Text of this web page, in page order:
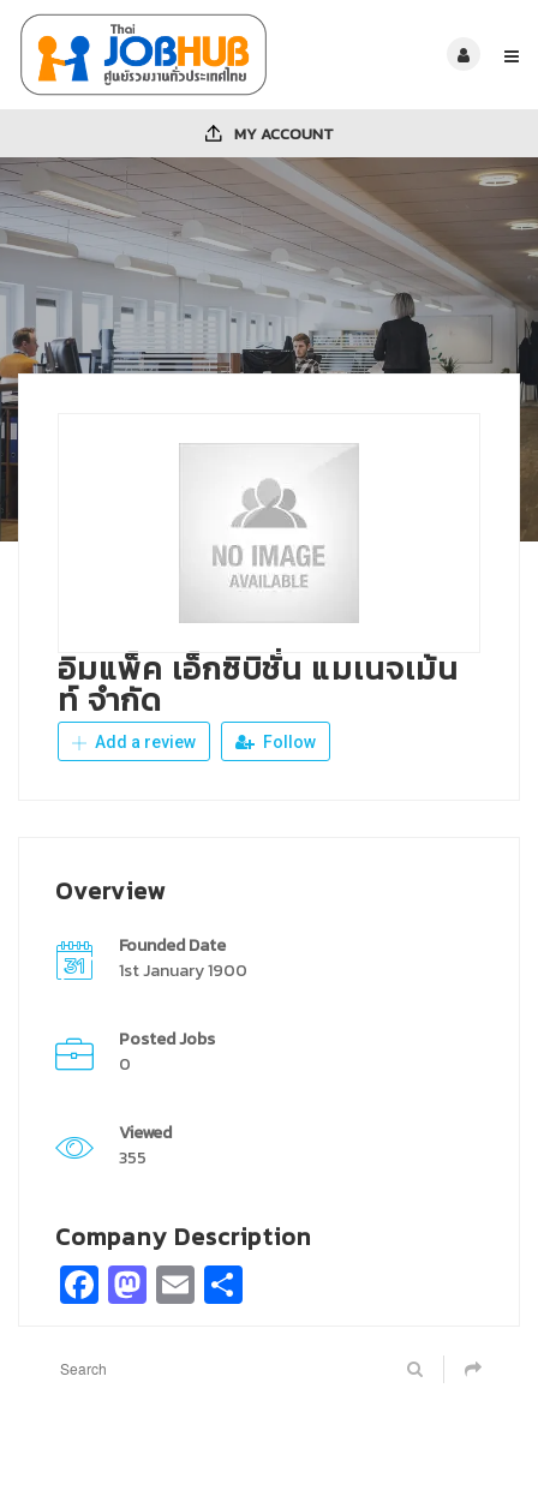
MY ACCOUNT
อิมแพ็ค เอ็กซิบิชั่น แมเนจเม้น
ท์ จำกัด
Add a review Follow
Overview
Founded Date
1st January 1900
Posted Jobs
0
Viewed
355
Company Description
Facebook
Mastodon
Email